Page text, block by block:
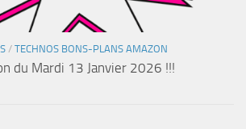
/ TECHNOS BONS-PLANS AMAZON
du Mardi 13 Janvier 2026 !!!